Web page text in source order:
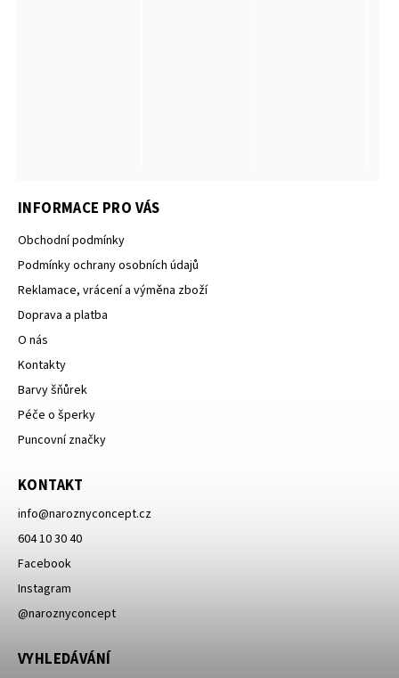
INFORMACE PRO VÁS
Obchodní podmínky
Podmínky ochrany osobních údajů
Reklamace, vrácení a výměna zboží
Doprava a platba
O nás
Kontakty
Barvy šňůrek
Péče o šperky
Puncovní značky
KONTAKT
info@naroznyconcept.cz
604 10 30 40
Facebook
Instagram
@naroznyconcept
VYHLEDÁVÁNÍ